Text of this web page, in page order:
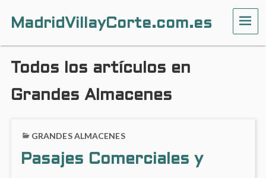
MadridVillayCorte.com.es
Todos los artículos en
Grandes Almacenes
GRANDES ALMACENES
Pasajes Comerciales y